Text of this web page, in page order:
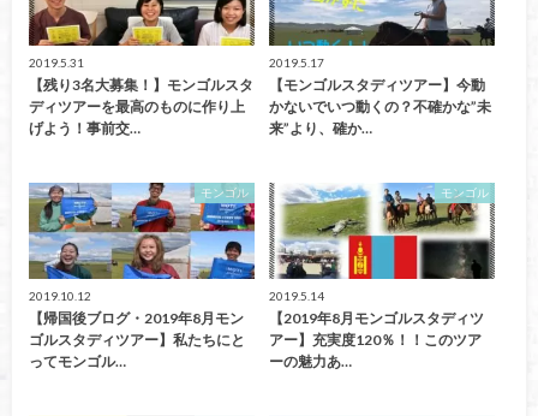
2019.5.31
【残り3名大募集！】モンゴルスタ
ディツアーを最高のものに作り上
げよう！事前交…
2019.5.17
【モンゴルスタディツアー】今動
かないでいつ動くの？不確かな”未
来”より、確か…
モンゴル
2019.10.12
【帰国後ブログ・2019年8月モン
ゴルスタディツアー】私たちにと
ってモンゴル…
モンゴル
2019.5.14
【2019年8月モンゴルスタディツ
アー】充実度120％！！このツア
ーの魅力あ…